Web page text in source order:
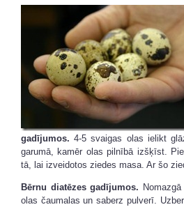
gadījumos. 4-5 svaigas olas ielikt
garumā, kamēr olas pilnībā izšķīst.
tā, lai izveidotos ziedes masa. Ar šo
Bērnu diatēzes gadījumos.
olas čaumalas un saberz pulverī.